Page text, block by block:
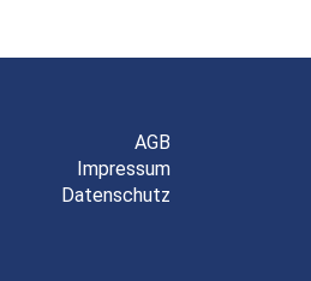
AGB
Impressum
Datenschutz